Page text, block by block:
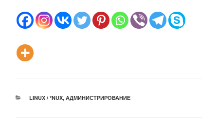
РУБРИКИ
LINUX / *NUX, АДМИНИСТРИРОВАНИЕ